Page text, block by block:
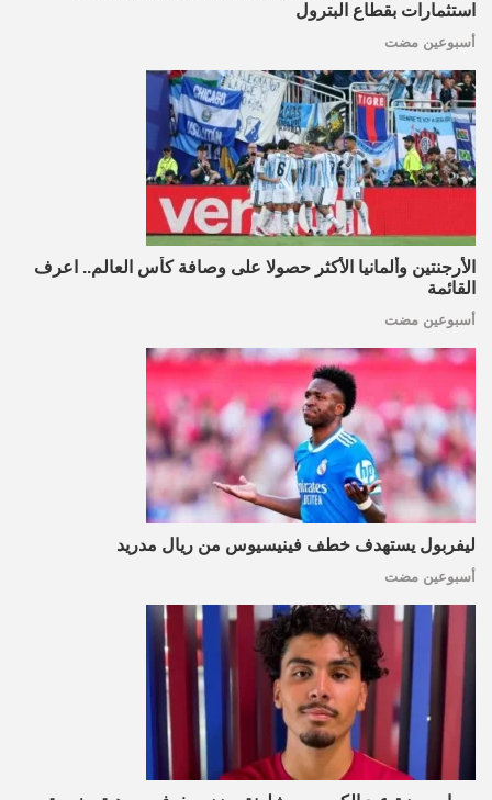
استثمارات بقطاع البترول
أسبوعين مضت
الأرجنتين وألمانيا الأكثر حصولا على وصافة كأس العالم.. اعرف
القائمة
أسبوعين مضت
ليفربول يستهدف خطف فينيسيوس من ريال مدريد
أسبوعين مضت